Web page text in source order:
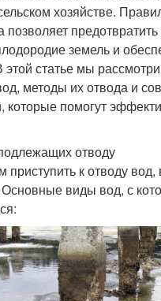
хозяйстве.
позволяет
земель и
этой статье мы
методы их отвода и
которые помогут
отводу
к отводу вод,
Основные виды вод, с